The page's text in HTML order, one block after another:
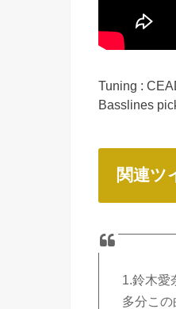
Tuning :
Basslines
関連ツ
1.鈴木愛
多分こ